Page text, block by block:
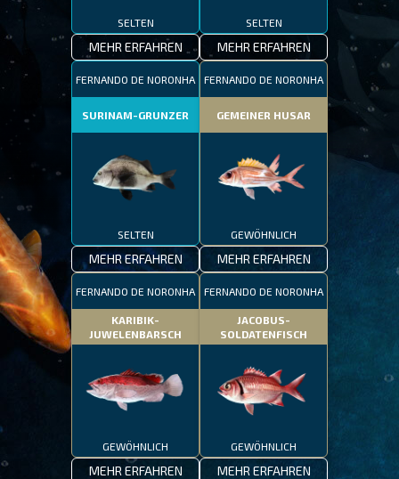
SELTEN
MEHR ERFAHREN
SELTEN
MEHR ERFAHREN
FERNANDO DE NORONHA
SURINAM-GRUNZER
SELTEN
MEHR ERFAHREN
FERNANDO DE NORONHA
GEMEINER HUSAR
GEWÖHNLICH
MEHR ERFAHREN
FERNANDO DE NORONHA
KARIBIK-
JUWELENBARSCH
GEWÖHNLICH
MEHR ERFAHREN
FERNANDO DE NORONHA
JACOBUS-
SOLDATENFISCH
GEWÖHNLICH
MEHR ERFAHREN